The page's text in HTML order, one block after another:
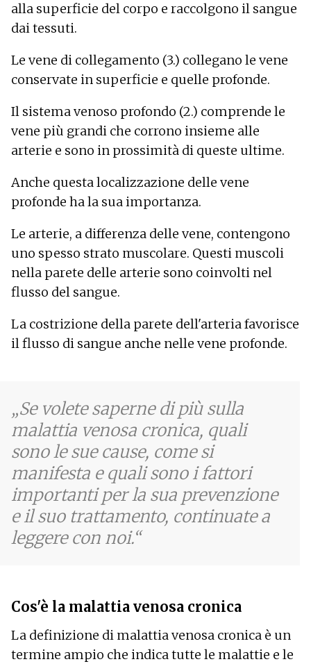
alla superficie del corpo e raccolgono il sangue
dai tessuti.
Le vene di collegamento (3.) collegano le vene
conservate in superficie e quelle profonde.
Il sistema venoso profondo (2.) comprende le
vene più grandi che corrono insieme alle
arterie e sono in prossimità di queste ultime.
Anche questa localizzazione delle vene
profonde ha la sua importanza.
Le arterie, a differenza delle vene, contengono
uno spesso strato muscolare. Questi muscoli
nella parete delle arterie sono coinvolti nel
flusso del sangue.
La costrizione della parete dell'arteria favorisce
il flusso di sangue anche nelle vene profonde.
Se volete saperne di più sulla
malattia venosa cronica, quali
sono le sue cause, come si
manifesta e quali sono i fattori
importanti per la sua prevenzione
e il suo trattamento, continuate a
leggere con noi.
Cos'è la malattia venosa cronica
La definizione di malattia venosa cronica è un
termine ampio che indica tutte le malattie e le